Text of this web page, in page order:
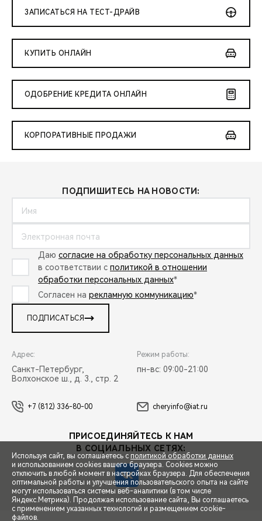
СПЕЦПРЕДЛОЖЕНИЯ
ЗАПИСАТЬСЯ НА ТЕСТ-ДРАЙВ
КУПИТЬ ОНЛАЙН
ОДОБРЕНИЕ КРЕДИТА ОНЛАЙН
КОРПОРАТИВНЫЕ ПРОДАЖИ
ПОДПИШИТЕСЬ НА НОВОСТИ:
Даю согласие на обработку персональных данных
в соответствии с политикой в отношении
обработки персональных данных*
Согласен на рекламную коммуникацию*
ПОДПИСАТЬСЯ
Адрес:
Санкт-Петербург,
Волхонское ш., д. 3., стр. 2
Режим работы:
пн-вс: 09:00-21:00
+7 (812) 336-80-00 cheryinfo@iat.ru
ПРИСОЕДИНЯЙТЕСЬ К НАМ
В СОЦИАЛЬНЫХ СЕТЯХ:
Используя сайт, вы соглашаетесь с политикой обработки данных
и использованием cookies вашего браузера. Cookies можно
отключить в любой момент в настройках браузера. Для обеспечения
оптимальной работы и улучшения пользовательского опыта на сайте
могут использоваться системы веб-аналитики (в том числе
Яндекс.Метрика). Продолжая использование сайта, Вы соглашаетесь
с применением указанных технологий и размещением cookie-
файлов.